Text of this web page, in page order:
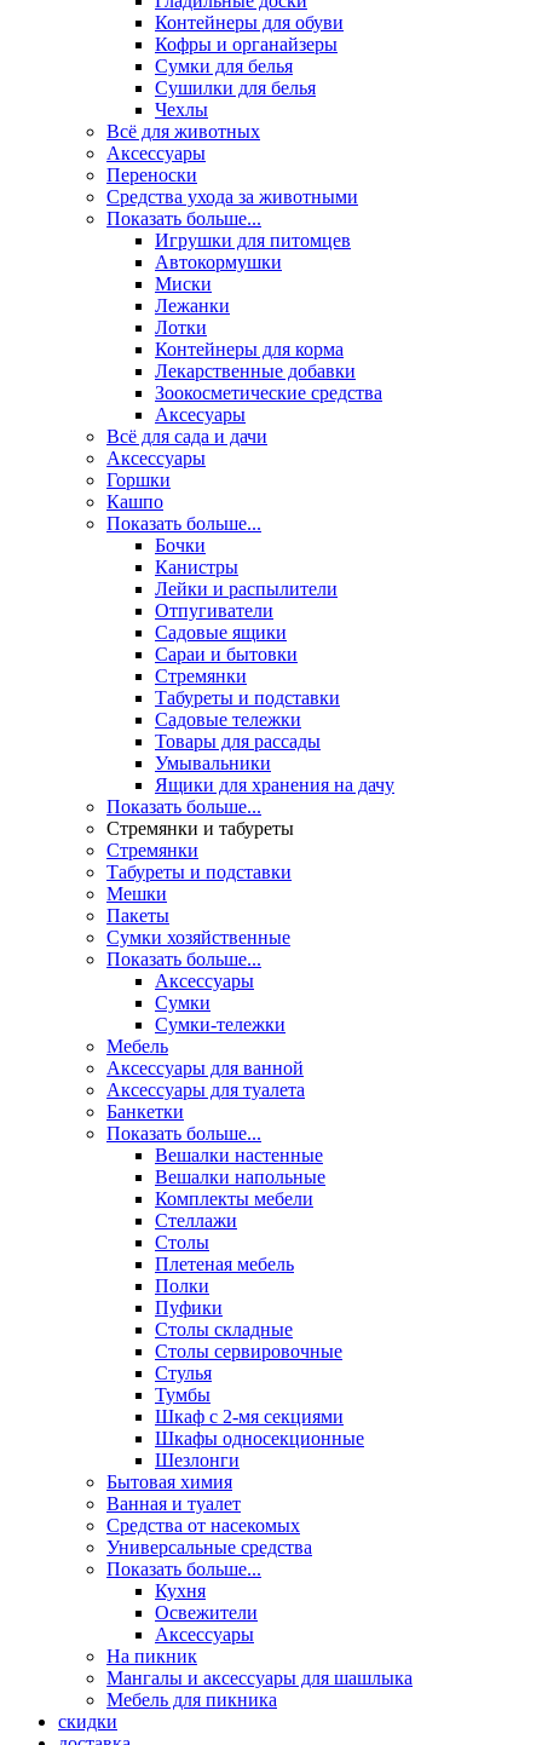
Контейнеры для обуви
Кофры и органайзеры
Сумки для белья
Сушилки для белья
Чехлы
Всё для животных
Аксесcуары
Переноски
Средства ухода за животными
Показать больше...
Игрушки для питомцев
Автокормушки
Миски
Лежанки
Лотки
Контейнеры для корма
Лекарственные добавки
Зоокосметические средства
Аксесуары
Всё для сада и дачи
Аксессуары
Горшки
Кашпо
Показать больше...
Бочки
Канистры
Лейки и распылители
Отпугиватели
Садовые ящики
Сараи и бытовки
Стремянки
Табуреты и подставки
Садовые тележки
Товары для рассады
Умывальники
Ящики для хранения на дачу
Показать больше...
Стремянки и табуреты
Стремянки
Табуреты и подставки
Мешки
Пакеты
Сумки хозяйственные
Показать больше...
Аксессуары
Сумки
Сумки-тележки
Мебель
Аксессуары для ванной
Аксессуары для туалета
Банкетки
Показать больше...
Вешалки настенные
Вешалки напольные
Комплекты мебели
Стеллажи
Столы
Плетеная мебель
Полки
Пуфики
Столы складные
Столы сервировочные
Стулья
Тумбы
Шкаф с 2-мя секциями
Шкафы односекционные
Шезлонги
Бытовая химия
Ванная и туалет
Средства от насекомых
Универсальные средства
Показать больше...
Кухня
Освежители
Аксессуары
На пикник
Мангалы и аксессуары для шашлыка
Мебель для пикника
скидки